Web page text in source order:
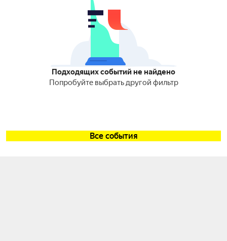
Подходящих событий не найдено
Попробуйте выбрать другой фильтр
Все события